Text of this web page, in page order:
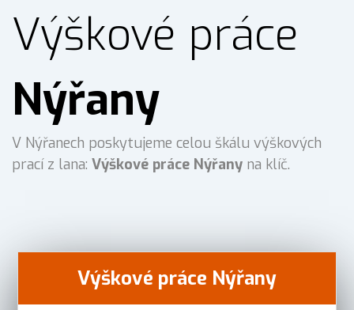
Výškové práce
Nýřany
V Nýřanech poskytujeme celou škálu výškových
prací z lana: Výškové práce Nýřany na klíč.
Výškové práce Nýřany